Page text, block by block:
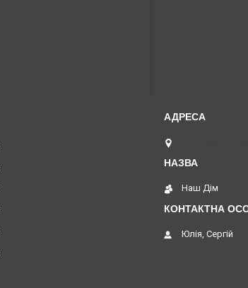
Наш Дім
Юлія, Сергій